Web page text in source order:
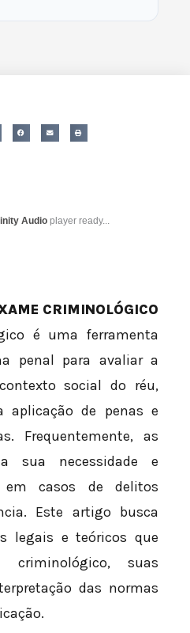
Audio player ready...
CRIMINOLÓGICO
é uma ferramenta
penal para avaliar a
social do réu,
aplicação de penas e
Frequentemente, as
sua necessidade e
em casos de delitos
Este artigo busca
legais e teóricos que
suas
das normas